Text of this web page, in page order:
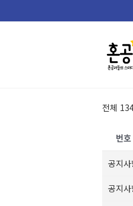
to
전체
번호
공지사
공지사